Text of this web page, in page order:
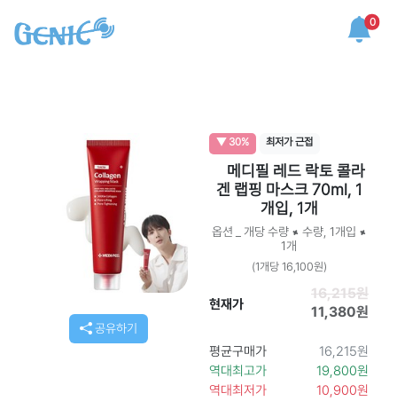
0
공유하기
▼ 30% 최저가 근접
메디필 레드 락토 콜라
겐 랩핑 마스크 70ml, 1
개입, 1개
옵션 _ 개당 수량 × 수량, 1개입 ×
1개
(1개당 16,100원)
현재가
16,215원
11,380원
평균구매가
16,215원
역대최고가
19,800원
역대최저가
10,900원